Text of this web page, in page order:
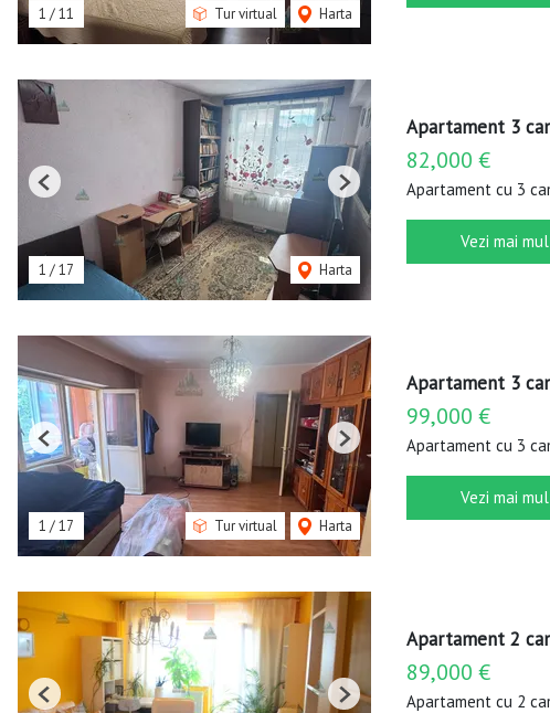
1 /11 Tur virtual Harta
1 /17 Harta
Previous Next
Apartament 3
82,000 €
Apartament cu 3
Vezi mai
1 /17 Tur virtual Harta
Previous Next
Apartament 3
99,000 €
Apartament cu 3
Vezi mai
Previous Next
Apartament 2
89,000 €
Apartament cu 2